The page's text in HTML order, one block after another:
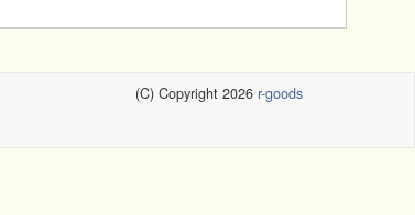
(C) Copyright 2026 r-goods